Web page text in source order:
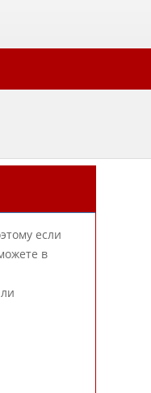
если
в